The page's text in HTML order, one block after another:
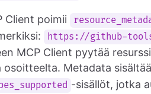
Client poimii
https://github-
MCP Client pyytää
osoitteelta. Metadata
-sisällöt, jotka